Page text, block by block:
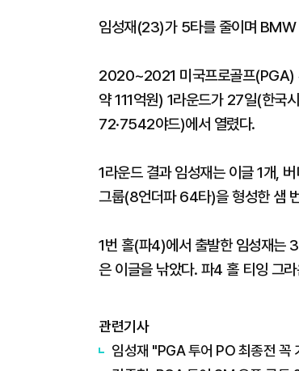
임성재(23)가 5타를 줄이며 BMW
2020~2021 미국프로골프(PGA)
약 111억원) 1라운드가 27일(한국
72·7542야드)에서 열렸다.
1라운드 결과 임성재는 이글 1개,
그룹(8언더파 64타)을 형성한 샘
1번 홀(파4)에서 출발한 임성재는
은 이글을 낚았다. 파4 홀 티잉 그
관련기사
임성재 "PGA 투어 PO 최종전 꼭